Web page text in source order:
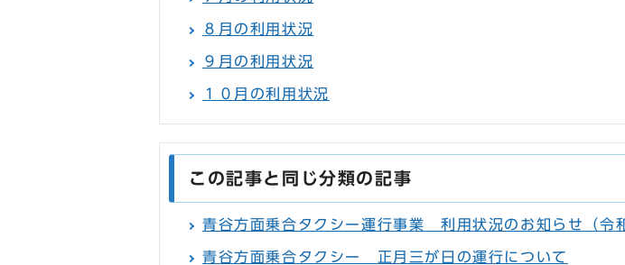
８月の利用状況
９月の利用状況
１０月の利用状況
この記事と同じ分類の記事
青谷方面乗合タクシー運行事業 利用状況のお知らせ（令
青谷方面乗合タクシー 正月三が日の運行について